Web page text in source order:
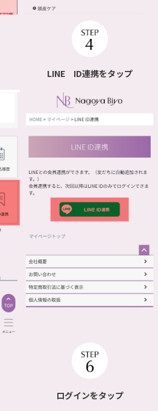
LINE ID連携をタップ
ログインをタップ